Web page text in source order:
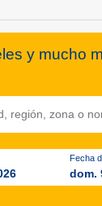
y mucho
Fecha
dom.